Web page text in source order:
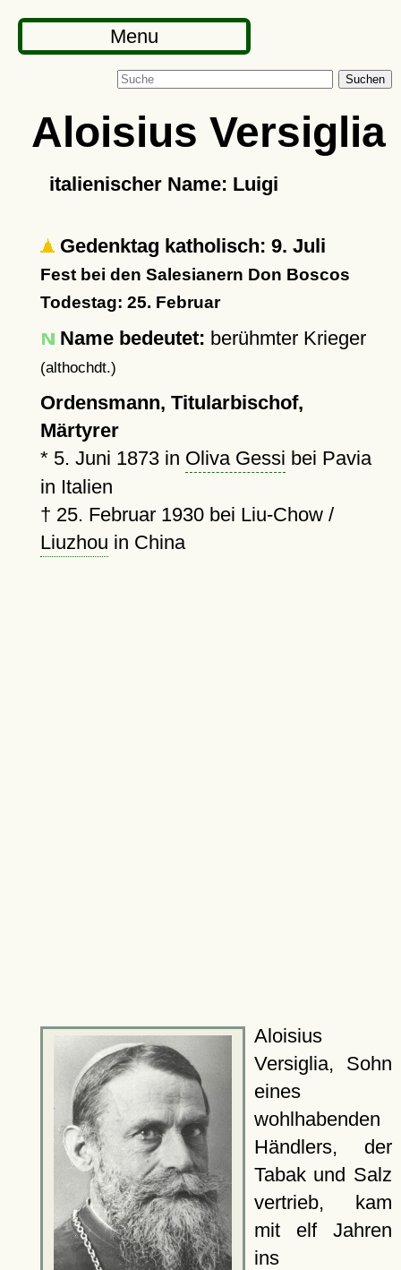
Menu
Suchen
Aloisius Versiglia
italienischer Name: Luigi
Gedenktag katholisch: 9. Juli
Fest bei den Salesianern Don Boscos
Todestag: 25. Februar
Name bedeutet: berühmter Krieger
(althochdt.)
Ordensmann, Titularbischof,
Märtyrer
* 5. Juni 1873in Oliva Gessi bei Pavia
in Italien
† 25. Februar 1930bei Liu-Chow /
Liuzhou in China
Aloisius
Versiglia, Sohn
eines
wohlhabenden
Händlers, der
Tabak und Salz
vertrieb, kam
mit elf Jahren
ins